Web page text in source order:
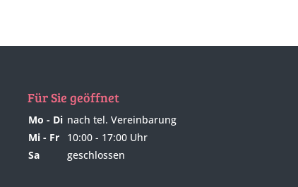
Für Sie geöffnet
Mo - Di nach tel. Vereinbarung
Mi - Fr
10:00 - 17:00 Uhr
Sa
geschlossen